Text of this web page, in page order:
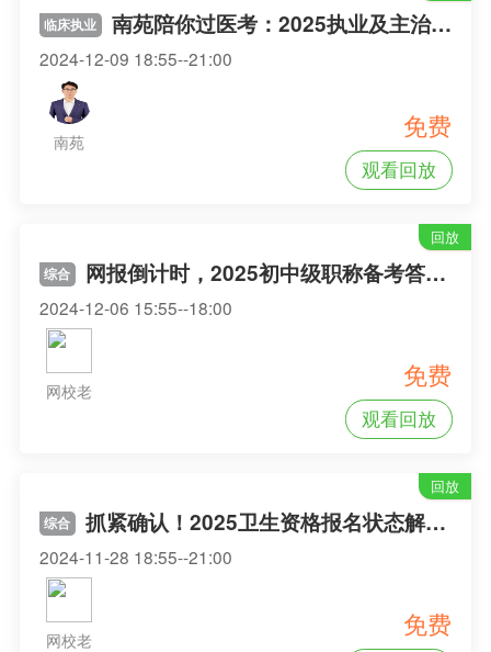
临床执业 南苑陪你过医考：2025执业及主治医师备考指导
2024-12-09 18:55--21:00
南苑 免费
观看回放
回放
综合 网报倒计时，2025初中级职称备考答疑专场
2024-12-06 15:55--18:00
网校老
免费
观看回放
回放
综合 抓紧确认！2025卫生资格报名状态解读及新课答疑
2024-11-28 18:55--21:00
网校老
免费